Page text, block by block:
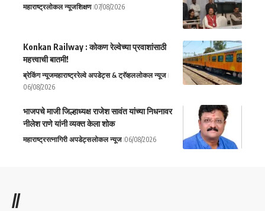
महाराष्ट्रलोकल न्यूजशिक्षण 07/08/2026
Konkan Railway : कोकण रेल्वेच्या प्रवाशांसाठी
महत्त्वाची बातमी!
ब्रेकिंग न्यूजमहाराष्ट्ररेल्वे अपडेट्स & ट्रॅव्हललोकल न्यूज
06/08/2026
भाजपचे माजी जिल्हाध्यक्ष राजेश सावंत यांच्या निधनावर
नीलेश राणे यांनी व्यक्त केला शोक
महाराष्ट्ररत्नागिरी अपडेट्सलोकल न्यूज 06/08/2026
//